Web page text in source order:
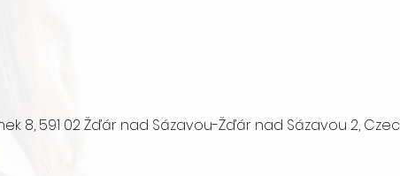
8, 591 02 Žďár nad Sázavou-Žďár nad Sázavou 2,